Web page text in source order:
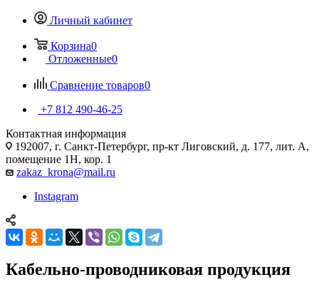
Личный кабинет
Корзина0
Отложенные0
Сравнение товаров0
+7 812 490-46-25
Контактная информация
192007, г. Санкт-Петербург, пр-кт Лиговский, д. 177, лит. А,
помещение 1Н, кор. 1
zakaz_krona@mail.ru
Instagram
Кабельно-проводниковая продукция